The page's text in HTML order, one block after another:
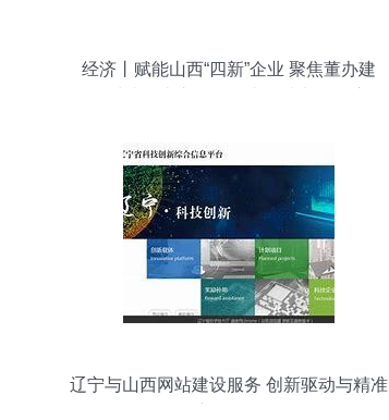
经济丨赋能山西“四新”企业 聚焦董办建
辽宁与山西网站建设服务 创新驱动与精准